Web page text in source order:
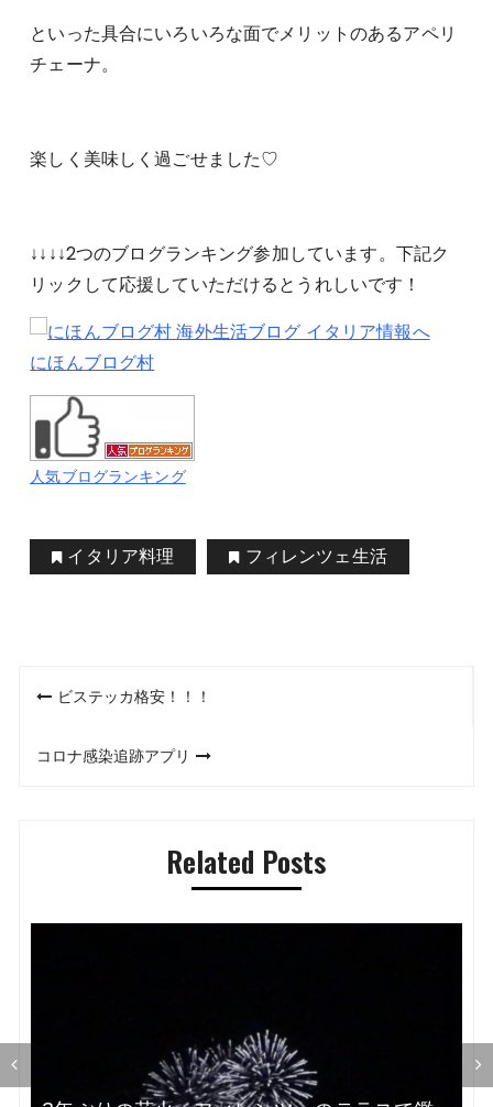
といった具合にいろいろな面でメリットのあるアペリ
チェーナ。
楽しく美味しく過ごせました♡
↓↓↓↓2つのブログランキング参加しています。下記ク
リックして応援していただけるとうれしいです！
にほんブログ村
人気ブログランキング
イタリア料理 フィレンツェ生活
投
ナ
ー
ン
ビステッカ格安！！！
コロナ感染追跡アプリ
Related Posts